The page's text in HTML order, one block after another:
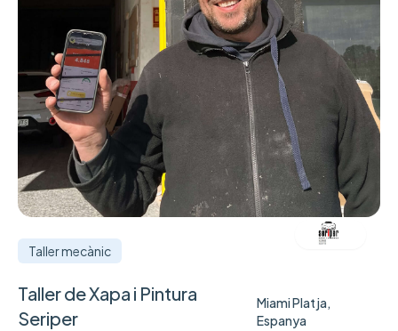
Taller mecànic
Taller de Xapa i Pintura
Seriper
Miami Platja,
Espanya